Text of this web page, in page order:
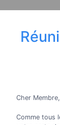
Cher Membre,
Comme tous